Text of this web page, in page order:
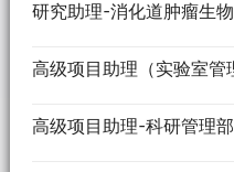
研究助理-消化道肿瘤生
高级项目助理（实验室
高级项目助理-科研管理